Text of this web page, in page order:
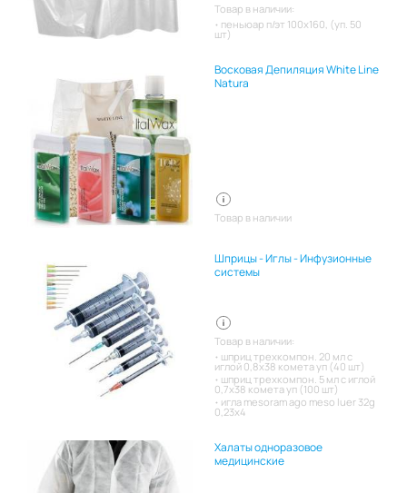
Товар в наличии:
пеньюар п/эт 100х160, (уп. 50
шт)
Восковая Депиляция White Line
Natura
Товар в наличии
Шприцы - Иглы - Инфузионные
системы
Товар в наличии:
шприц трехкомпон. 20 мл с
иглой 0,8х38 комета уп (40 шт)
шприц трехкомпон. 5 мл с иглой
0,7х38 комета уп (100 шт)
игла mesoram ago meso luer 32g
0,23x4
Халаты одноразовое
медицинские